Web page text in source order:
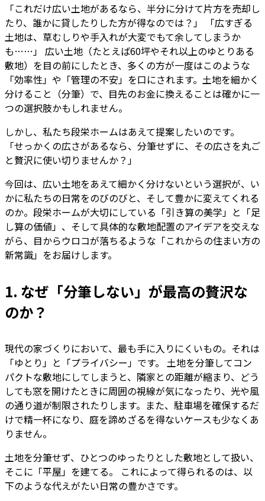
「これだけ広い土地があるなら、半分に分けて片方を売却し
たり、誰かに貸したりした方が得なのでは？」 「広すぎる
土地は、草むしりや手入れが大変でもて余してしまうか
も……」 広い土地（たとえば60坪やそれ以上のゆとりある
敷地）を目の前にしたとき、多くの方が一度はこのような
「効率性」や「管理の不安」を口にされます。土地を細かく
分けること（分筆）で、目先のお金に換えることは確かに一
つの選択肢かもしれません。
しかし、私たち段栄ホームはあえて提案したいのです。
「せっかくの広さがあるなら、分筆せずに、その広さを丸ご
と贅沢に使い切りませんか？」
今回は、広い土地をあえて細かく分けないという選択が、い
かに私たちの日常をのびのびと、そして豊かに変えてくれる
のか。段栄ホームが大切にしている「引き算の美学」と「足
し算の価値」、そして具体的な敷地配置のアイデアを交えな
がら、目からウロコが落ちるような「これからの住まい方の
新常識」をお届けします。
1. なぜ「分筆しない」が最高の贅沢な
のか？
現代の家づくりにおいて、最も手に入りにくいもの。それは
「ゆとり」と「プライバシー」です。 土地を分筆してコン
パクトな敷地にしてしまうと、隣家との距離が縮まり、どう
しても窓を開けたときに周囲の視線が気になったり、光や風
の通り道が制限されたりします。また、駐車場を確保するだ
けで精一杯になり、庭を諦めざるを得ないケースも少なくあ
りません。
土地を分筆せず、ひとつのゆったりとした敷地として扱い、
そこに「平屋」を建てる。 これによって得られるのは、以
下のような代えがたい日常の豊かさです。